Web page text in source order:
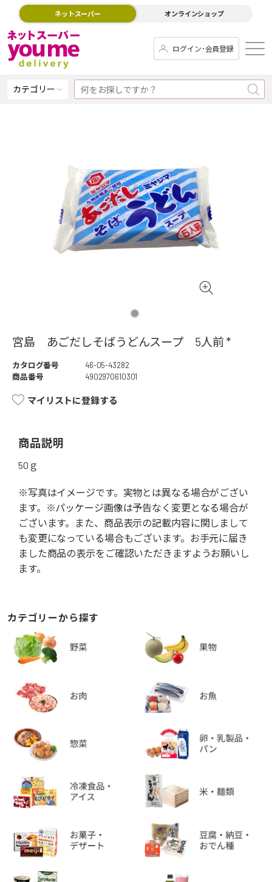
ネットスーパー オンラインショップ
ログイン･会員登録
カテゴリー
宮島 あごだしそばうどんスープ 5人前 *
カタログ番号
46-05-43282
商品番号
4902970610301
マイリストに登録する
商品説明
50ｇ
※写真はイメージです。実物とは異なる場合がござい
ます。※パッケージ画像は予告なく変更となる場合が
ございます。また、商品表示の記載内容に関しまして
も変更になっている場合もございます。お手元に届き
ました商品の表示をご確認いただきますようお願いし
ます。
カテゴリーから探す